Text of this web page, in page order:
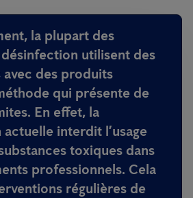
la plupart des
utilisent des
avec des produits
qui présente de
En effet, la
interdit l’usage
toxiques dans
professionnels. Cela
régulières de